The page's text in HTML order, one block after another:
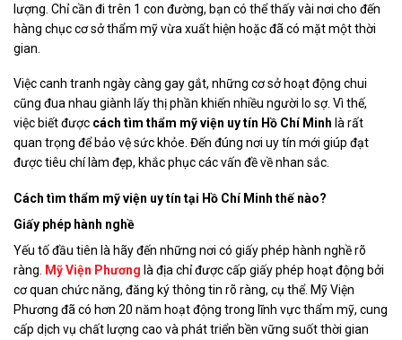
lượng. Chỉ cần đi trên 1 con đường, bạn có thể thấy vài nơi cho đến
hàng chục cơ sở thẩm mỹ vừa xuất hiện hoặc đã có mặt một thời
gian.
Việc canh tranh ngày càng gay gắt, những cơ sở hoạt động chui
cũng đua nhau giành lấy thị phần khiến nhiều người lo sợ. Vì thế,
việc biết được cách tìm thẩm mỹ viện uy tín Hồ Chí Minh là rất
quan trọng để bảo vệ sức khỏe. Đến đúng nơi uy tín mới giúp đạt
được tiêu chí làm đẹp, khắc phục các vấn đề về nhan sắc.
Cách tìm thẩm mỹ viện uy tín tại Hồ Chí Minh thế nào?
Giấy phép hành nghề
Yếu tố đầu tiên là hãy đến những nơi có giấy phép hành nghề rõ
ràng.
Mỹ Viện Phương là địa chỉ được cấp giấy phép hoạt động bởi
cơ quan chức năng, đăng ký thông tin rõ ràng, cụ thể. Mỹ Viện
Phương đã có hơn 20 năm hoạt động trong lĩnh vực thẩm mỹ, cung
cấp dịch vụ chất lượng cao và phát triển bền vững suốt thời gian